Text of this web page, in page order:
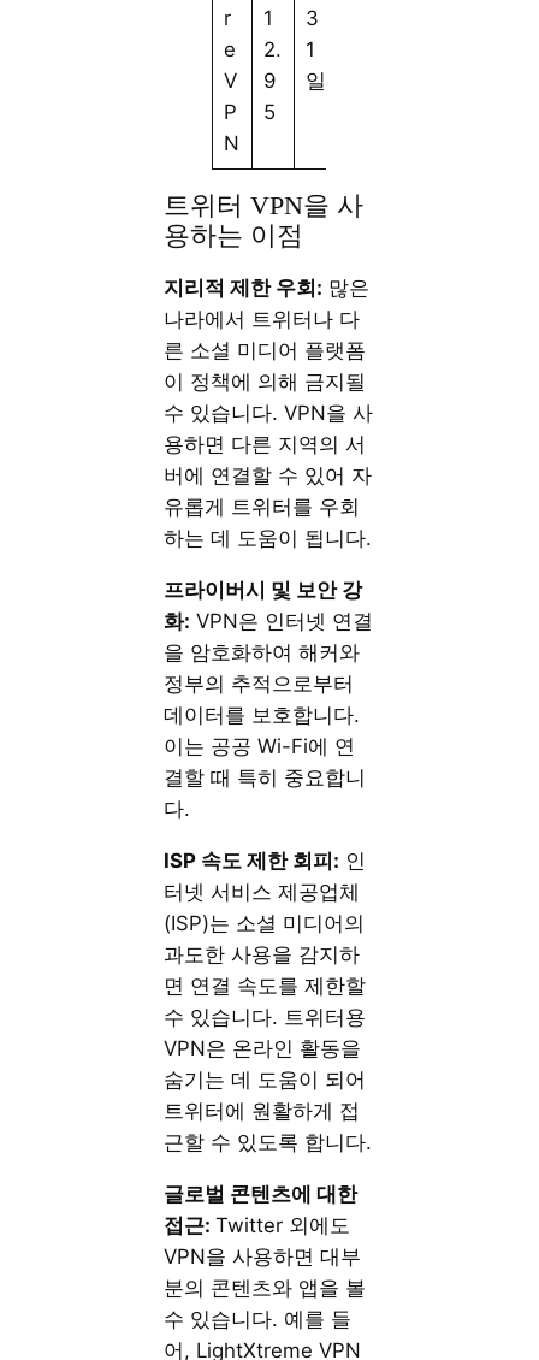
r
e
V
P
N
1
2.
9
5
3
1
일
트위터 VPN을 사
용하는 이점
지리적 제한 우회: 많은
나라에서 트위터나 다
른 소셜 미디어 플랫폼
이 정책에 의해 금지될
수 있습니다. VPN을 사
용하면 다른 지역의 서
버에 연결할 수 있어 자
유롭게 트위터를 우회
하는 데 도움이 됩니다.
프라이버시 및 보안 강
화: VPN은 인터넷 연결
을 암호화하여 해커와
정부의 추적으로부터
데이터를 보호합니다.
이는 공공 Wi-Fi에 연
결할 때 특히 중요합니
다.
ISP 속도 제한 회피: 인
터넷 서비스 제공업체
(ISP)는 소셜 미디어의
과도한 사용을 감지하
면 연결 속도를 제한할
수 있습니다. 트위터용
VPN은 온라인 활동을
숨기는 데 도움이 되어
트위터에 원활하게 접
근할 수 있도록 합니다.
글로벌 콘텐츠에 대한
접근:Twitter 외에도
VPN을 사용하면 대부
분의 콘텐츠와 앱을 볼
수 있습니다. 예를 들
어, LightXtreme VPN